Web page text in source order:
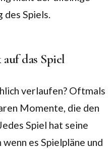
des Spiels.
das Spiel
verlaufen? Oftmals
Momente, die den
Spiel hat seine
es Spielpläne und